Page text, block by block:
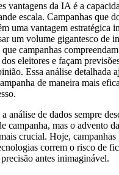
vantagens da IA é a
escala. Campanhas que
uma vantagem estratégica
um volume gigantesco de
campanhas
eleitores e façam
Essa análise detalhada
de maneira mais
análise de dados sempre
campanha, mas o advento
crucial. Hoje,
correm o risco de
antes inimaginável.